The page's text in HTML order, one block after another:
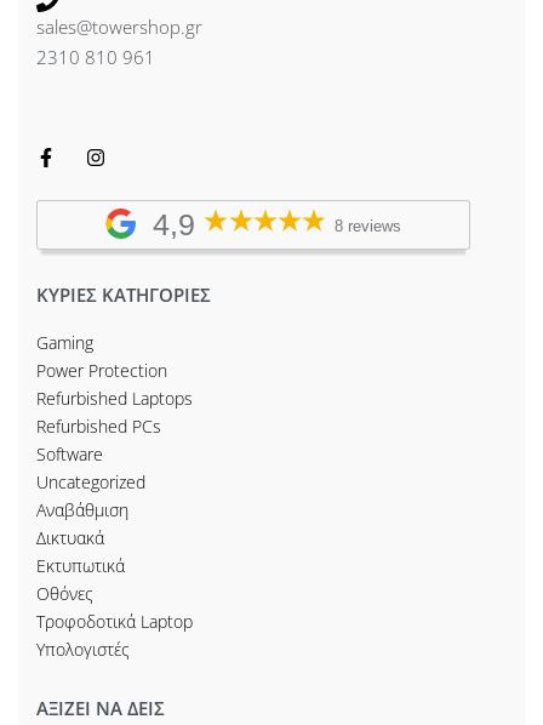
sales@towershop.gr
2310 810 961
4,9 8 reviews
ΚΥΡΙΕΣ ΚΑΤΗΓΟΡΙΕΣ
Gaming
Power Protection
Refurbished Laptops
Refurbished PCs
Software
Uncategorized
Αναβάθμιση
Δικτυακά
Εκτυπωτικά
Οθόνες
Τροφοδοτικά Laptop
Υπολογιστές
ΑΞΙΖΕΙ ΝΑ ΔΕΙΣ